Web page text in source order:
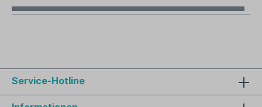
Service-Hotline